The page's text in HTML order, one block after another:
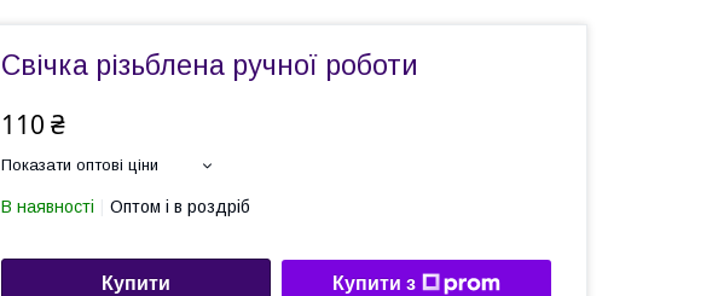
Свічка різьблена ручної роботи
110 ₴
Показати оптові ціни
В наявності Оптом і в роздріб
Купити Купити з